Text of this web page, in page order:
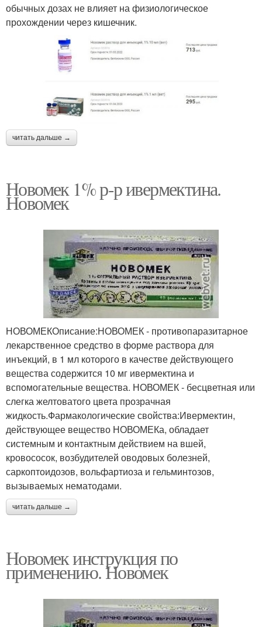
обычных дозах не влияет на физиологическое
прохождении через кишечник.
читать дальше →
Новомек 1% р-р ивермектина.
Новомек
НОВОМЕКОписание:НОВОМЕК - противопаразитарное
лекарственное средство в форме раствора для
инъекций, в 1 мл которого в качестве действующего
вещества содержится 10 мг ивермектина и
вспомогательные вещества. НОВОМЕК - бесцветная или
слегка желтоватого цвета прозрачная
жидкость.Фармакологические свойства:Ивермектин,
действующее вещество НОВОМЕКа, обладает
системным и контактным действием на вшей,
кровососок, возбудителей оводовых болезней,
саркоптоидозов, вольфартиоза и гельминтозов,
вызываемых нематодами.
читать дальше →
Новомек инструкция по
применению. Новомек